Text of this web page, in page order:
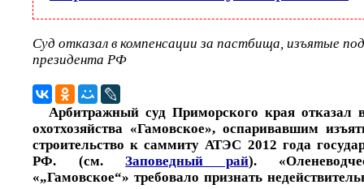
Суд отказал в компенсации за пастбища, изъятые
президента РФ
Арбитражный суд Приморского края отказал
охотхозяйства «Гамовское», оспаривавшим
строительство к саммиту АТЭС 2012 года
РФ. (см.Заповедный рай).
«„Гамовское“» требовало признать